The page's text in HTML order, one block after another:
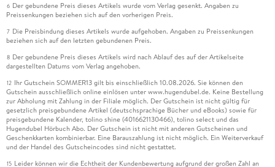
6 Der gebundene Preis dieses Artikels wurde vom Verlag gesenkt. Angaben zu
Preissenkungen beziehen sich auf den vorherigen Preis.
7 Die Preisbindung dieses Artikels wurde aufgehoben. Angaben zu Preissenkungen
beziehen sich auf den letzten gebundenen Preis.
8 Der gebundene Preis dieses Artikels wird nach Ablauf des auf der Artikelseite
dargestellten Datums vom Verlag angehoben.
12 Ihr Gutschein SOMMER13 gilt bis einschließlich 10.08.2026. Sie können den
Gutschein ausschließlich online einlösen unter www.hugendubel.de. Keine Bestellung
zur Abholung mit Zahlung in der Filiale möglich. Der Gutschein ist nicht gültig für
gesetzlich preisgebundene Artikel (deutschsprachige Bücher und eBooks) sowie für
preisgebundene Kalender, tolino shine (4016621130466), tolino select und das
Hugendubel Hörbuch Abo. Der Gutschein ist nicht mit anderen Gutscheinen und
Geschenkkarten kombinierbar. Eine Barauszahlung ist nicht möglich. Ein Weiterverkauf
und der Handel des Gutscheincodes sind nicht gestattet.
15 Leider können wir die Echtheit der Kundenbewertung aufgrund der großen Zahl an